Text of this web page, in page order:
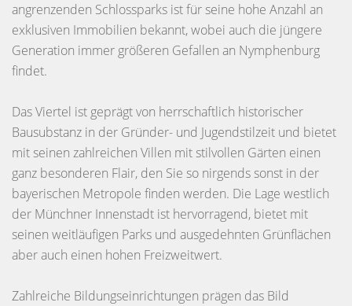
angrenzenden Schlossparks ist für seine hohe Anzahl an
exklusiven Immobilien bekannt, wobei auch die jüngere
Generation immer größeren Gefallen an Nymphenburg
findet.
Das Viertel ist geprägt von herrschaftlich historischer
Bausubstanz in der Gründer- und Jugendstilzeit und bietet
mit seinen zahlreichen Villen mit stilvollen Gärten einen
ganz besonderen Flair, den Sie so nirgends sonst in der
bayerischen Metropole finden werden. Die Lage westlich
der Münchner Innenstadt ist hervorragend, bietet mit
seinen weitläufigen Parks und ausgedehnten Grünflächen
aber auch einen hohen Freizweitwert.
Zahlreiche Bildungseinrichtungen prägen das Bild